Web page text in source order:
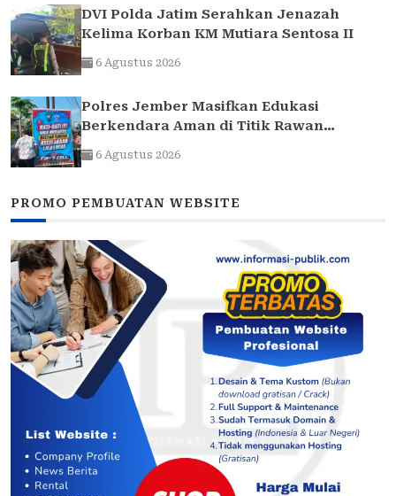
DVI Polda Jatim Serahkan Jenazah
Kelima Korban KM Mutiara Sentosa II
6 Agustus 2026
Polres Jember Masifkan Edukasi
Berkendara Aman di Titik Rawan
Kecelakaan
6 Agustus 2026
PROMO PEMBUATAN WEBSITE